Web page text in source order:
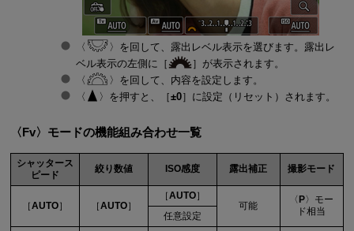
を回して、露出レベル表示を選びます。露出レ
ベル表示の左側に［
］が表示されます。
を回して、内容を設定します。
を押すと、［±0］に設定（リセット）されます。
Fv モードの機能組み合わせ一覧
シャッタース
ピード
絞り数値 ISO感度 露出補正 撮影モード
［AUTO］ ［AUTO］
［AUTO］
可能
P
モー
ド相当
任意設定